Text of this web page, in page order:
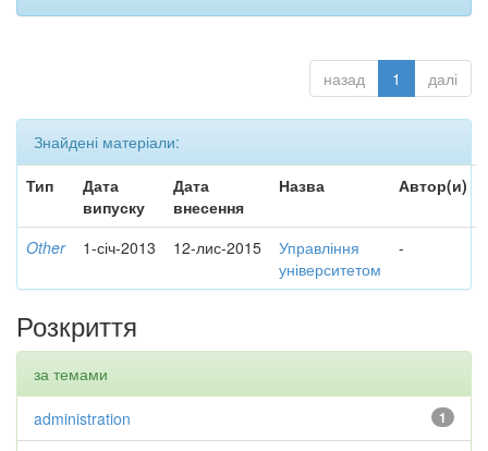
назад 1 далі
Знайдені матеріали:
Тип
Дата
випуску
Дата
внесення
Назва Автор(и)
Other 1-січ-2013 12-лис-2015
Управління
університетом
-
Розкриття
за темами
1
administration